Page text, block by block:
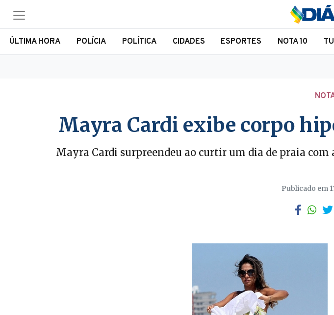
ÚLTIMA HORA POLÍCIA POLÍTICA CIDADES ESPORTES NOTA 10
Mayra Cardi exibe corpo
Mayra Cardi surpreendeu ao curtir um dia de praia com
Publicado em